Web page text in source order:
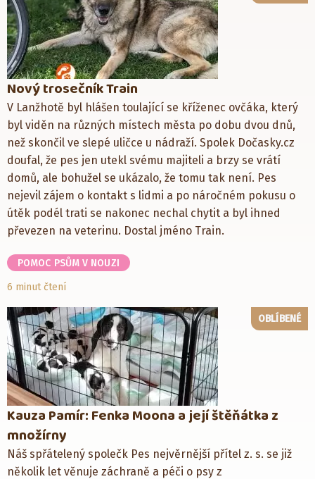
Nový trosečník Train
V Lanžhotě byl hlášen toulající se kříženec ovčáka, který
byl viděn na různých místech města po dobu dvou dnů,
než skončil ve slepé uličce u nádraží. Spolek Dočasky.cz
doufal, že pes jen utekl svému majiteli a brzy se vrátí
domů, ale bohužel se ukázalo, že tomu tak není. Pes
nejevil zájem o kontakt s lidmi a po náročném pokusu o
útěk podél trati se nakonec nechal chytit a byl ihned
převezen na veterinu. Dostal jméno Train.
POMOC PSŮM V NOUZI
6 minut čtení
OBLÍBENÉ
Kauza Pamír: Fenka Moona a její štěňátka z
množírny
Náš spřátelený společk Pes nejvěrnější přítel z. s. se již
několik let věnuje záchraně a péči o psy z